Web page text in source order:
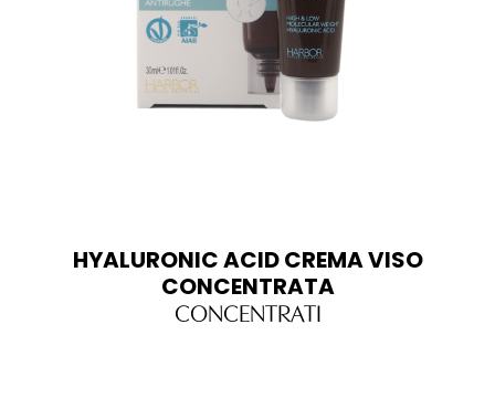
HYALURONIC ACID CREMA VISO
CONCENTRATA
CONCENTRATI